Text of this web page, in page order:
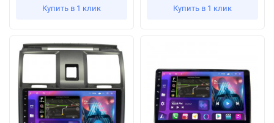
Купить в 1 клик Купить в 1 клик